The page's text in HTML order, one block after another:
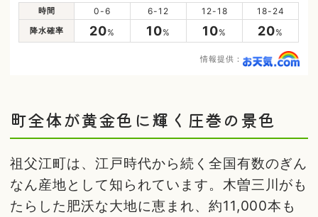
時間 0-6 6-12 12-18 18-24
降水確率 20% 10% 10% 20%
情報提供：
町全体が黄金色に輝く圧巻の景色
祖父江町は、江戸時代から続く全国有数のぎん
なん産地として知られています。木曽三川がも
たらした肥沃な大地に恵まれ、約11,000本も